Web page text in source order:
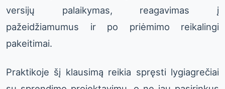
versijų palaikymas, reagavimas į
pažeidžiamumus ir po priėmimo reikalingi
pakeitimai.
Praktikoje šį klausimą reikia spręsti lygiagrečiai